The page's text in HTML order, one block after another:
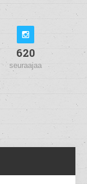
620
seuraajaa